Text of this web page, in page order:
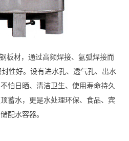
板材，通过高频焊接、氩弧焊接而
性好。设有进水孔、透气孔、出水
怕日晒、清洁卫生、使用寿命持久
蓄水，更是水处理环保、食品、宾
配水容器。